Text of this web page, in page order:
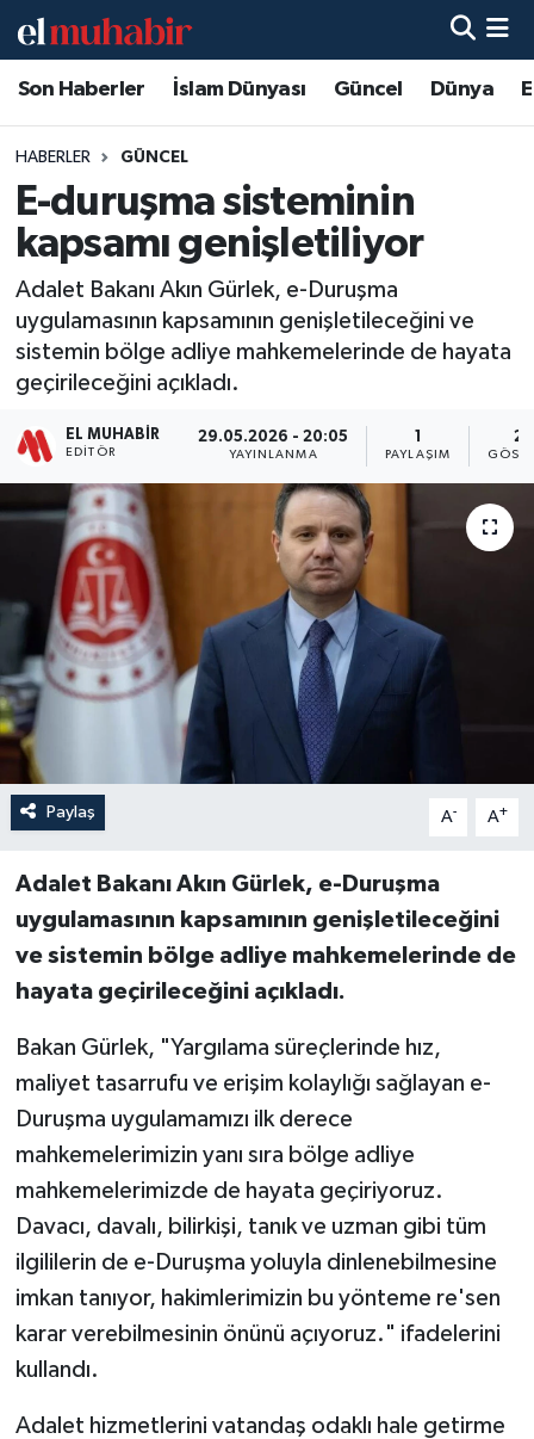
Son Haberler İslam Dünyası Güncel Dünya
HABERLER GÜNCEL
E-duruşma sisteminin
kapsamı genişletiliyor
Adalet Bakanı Akın Gürlek, e-Duruşma
uygulamasının kapsamının genişletileceğini ve
sistemin bölge adliye mahkemelerinde de hayata
geçirileceğini açıkladı.
EL MUHABIR
EDITÖR
29.05.2026 - 20:05
YAYINLANMA PAYLAŞIM
24
Paylaş A- A+
Adalet Bakanı Akın Gürlek, e-Duruşma
uygulamasının kapsamının genişletileceğini
ve sistemin bölge adliye mahkemelerinde de
hayata geçirileceğini açıkladı.
Bakan Gürlek, "Yargılama süreçlerinde hız,
maliyet tasarrufu ve erişim kolaylığı sağlayan e-
Duruşma uygulamamızı ilk derece
mahkemelerimizin yanı sıra bölge adliye
mahkemelerimizde de hayata geçiriyoruz.
Davacı, davalı, bilirkişi, tanık ve uzman gibi tüm
ilgililerin de e-Duruşma yoluyla dinlenebilmesine
imkan tanıyor, hakimlerimizin bu yönteme re'sen
karar verebilmesinin önünü açıyoruz." ifadelerini
kullandı.
Adalet hizmetlerini vatandaş odaklı hale getirme
Hava Durumu
Trafik Durumu
Süper Lig Puan Durumu ve Fikstür
Son Dakika Haberleri
Haber Arşivi